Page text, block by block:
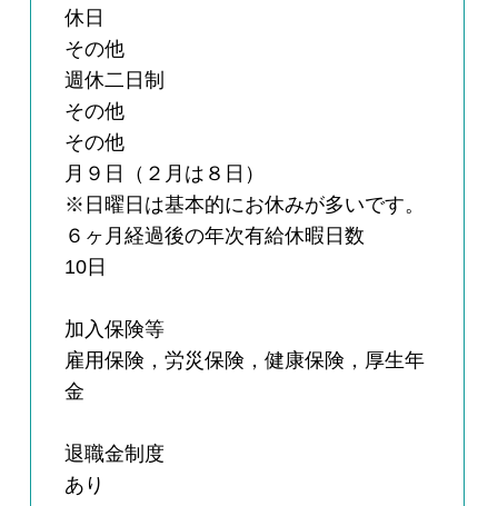
休日
その他
週休二日制
その他
その他
月９日（２月は８日）
※日曜日は基本的にお休みが多いです。
６ヶ月経過後の年次有給休暇日数
10日
加入保険等
雇用保険，労災保険，健康保険，厚生年
金
退職金制度
あり